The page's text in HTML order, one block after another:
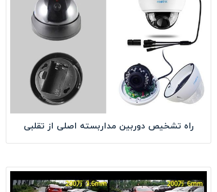
راه تشخیص دوربین مداربسته اصلی از تقلبی